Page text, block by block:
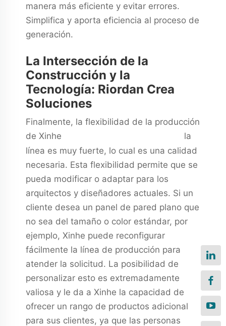
manera más eficiente y evitar errores.
Simplifica y aporta eficiencia al proceso de
generación.
La Intersección de la
Construcción y la
Tecnología: Riordan Crea
Soluciones
Finalmente, la flexibilidad de la producción
de Xinhe
la
línea es muy fuerte, lo cual es una calidad
necesaria. Esta flexibilidad permite que se
pueda modificar o adaptar para los
arquitectos y diseñadores actuales. Si un
cliente desea un panel de pared plano que
no sea del tamaño o color estándar, por
ejemplo, Xinhe puede reconfigurar
fácilmente la línea de producción para
atender la solicitud. La posibilidad de
personalizar esto es extremadamente
valiosa y le da a Xinhe la capacidad de
ofrecer un rango de productos adicional
para sus clientes, ya que las personas